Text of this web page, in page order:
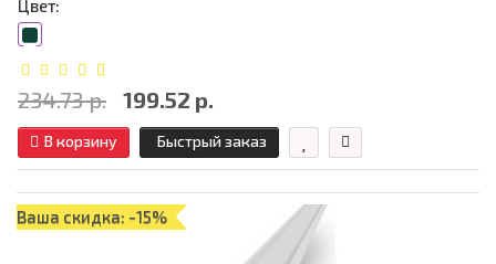
Цвет:
234.73 р. 199.52 р.
В корзину Быстрый заказ
Ваша скидка: -15%